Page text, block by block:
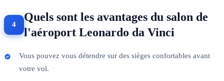
Quels sont les avantages du salon de
l'aéroport Leonardo da Vinci
Vous pouvez vous détendre sur des sièges confortables avant
votre vol.